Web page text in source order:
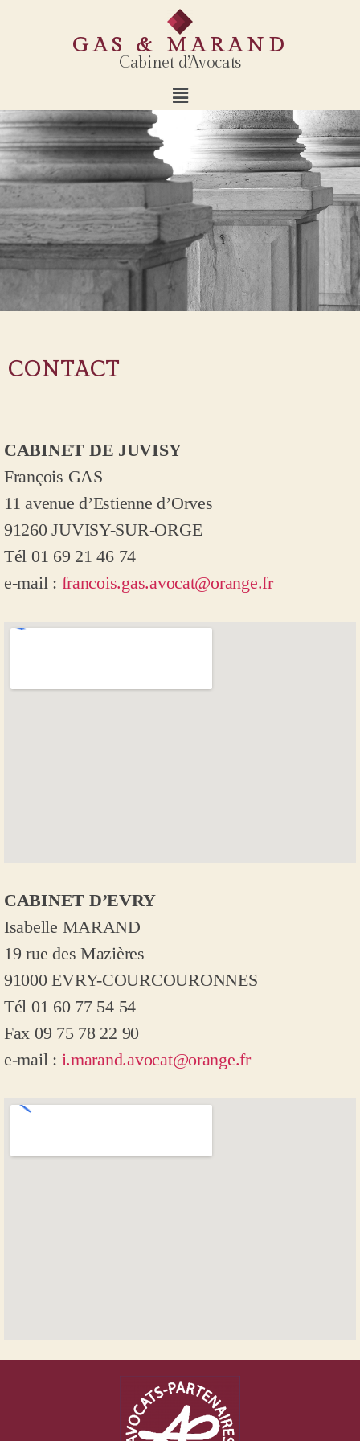
GAS & MARAND
Cabinet d’Avocats
CONTACT
CABINET DE JUVISY
François GAS
11 avenue d’Estienne d’Orves
91260 JUVISY-SUR-ORGE
Tél 01 69 21 46 74
e-mail : francois.gas.avocat@orange.fr
CABINET D’EVRY
Isabelle MARAND
19 rue des Mazières
91000 EVRY-COURCOURONNES
Tél 01 60 77 54 54
Fax 09 75 78 22 90
e-mail : i.marand.avocat@orange.fr